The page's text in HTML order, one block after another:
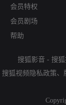
会员特权
会员剧场
帮助
搜狐影音 - 搜
搜狐视频隐私政策、